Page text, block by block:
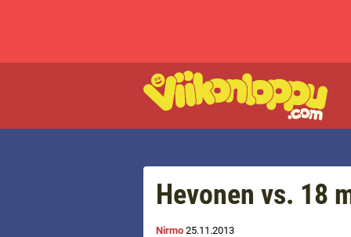
Hevonen vs. 18
Nirmo 25.11.2013